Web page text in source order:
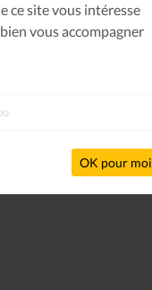
ce site vous intéresse
vous accompagner
OK pour moi